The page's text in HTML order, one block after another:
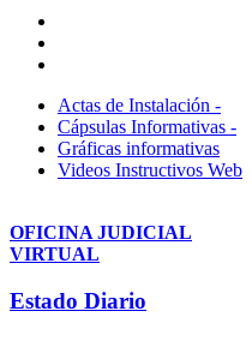
Actas de Instalación -
Cápsulas Informativas -
Gráficas informativas
Videos Instructivos Web
OFICINA JUDICIAL
VIRTUAL
Estado Diario